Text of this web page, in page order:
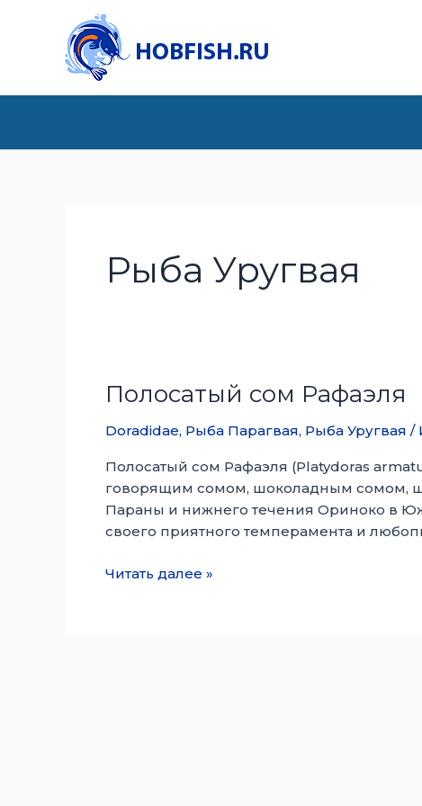
содержимому
Рыба Уругвая
Полосатый сом Рафаэля
Doradidae, Рыба Парагвая, Рыба Уругвая /
Полосатый сом Рафаэля (Platydoras
говорящим сомом, шоколадным сомом,
Параны и нижнего течения Ориноко в
своего приятного темперамента и
Полосатый
Читать далее »